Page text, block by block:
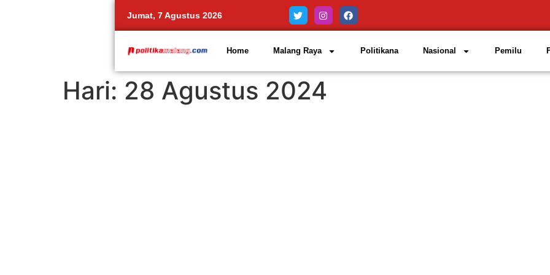
Jumat, 7 Agustus 2026
Home Malang Raya Politikana Nasional Pemilu
Hari: 28 Agustus 2024